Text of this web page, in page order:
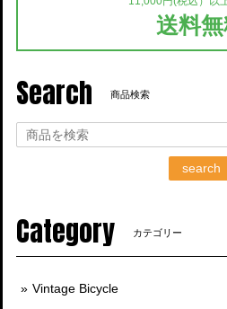
送料
Search 商品検索
search
Category カテゴリー
Vintage Bicycle